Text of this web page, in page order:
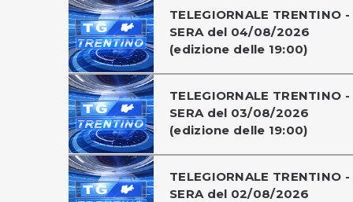
TELEGIORNALE TRENTINO -
SERA del 04/08/2026
(edizione delle 19:00)
TELEGIORNALE TRENTINO -
SERA del 03/08/2026
(edizione delle 19:00)
TELEGIORNALE TRENTINO -
SERA del 02/08/2026